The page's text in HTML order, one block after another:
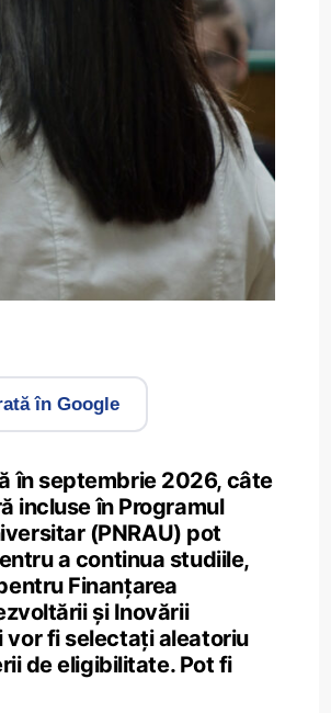
în Google
în septembrie 2026, câte
incluse în Programul
(PNRAU) pot
a continua studiile,
Finanţarea
şi Inovării
vor fi selectați aleatoriu
de eligibilitate. Pot fi